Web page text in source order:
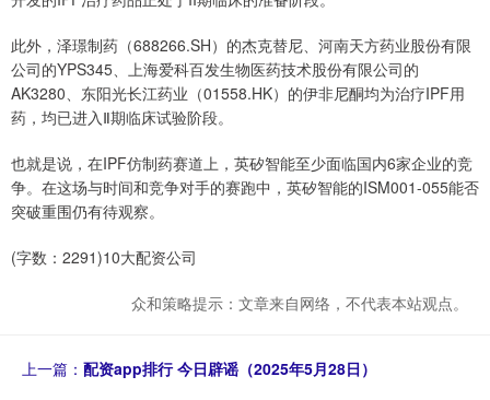
此外，泽璟制药（688266.SH）的杰克替尼、河南天方药业股份有限
公司的YPS345、上海爱科百发生物医药技术股份有限公司的
AK3280、东阳光长江药业（01558.HK）的伊非尼酮均为治疗IPF用
药，均已进入Ⅱ期临床试验阶段。
也就是说，在IPF仿制药赛道上，英矽智能至少面临国内6家企业的竞
争。在这场与时间和竞争对手的赛跑中，英矽智能的ISM001-055能否
突破重围仍有待观察。
(字数：2291)10大配资公司
众和策略提示：文章来自网络，不代表本站观点。
上一篇： 配资app排行 今日辟谣（2025年5月28日）